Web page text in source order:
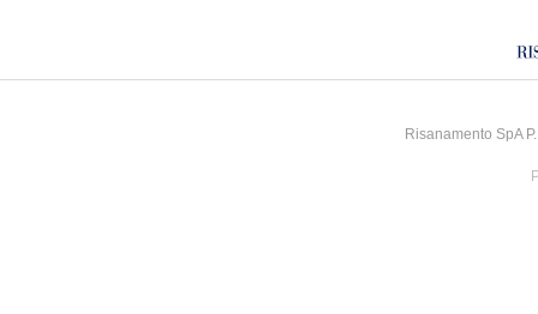
Risanamento SpA